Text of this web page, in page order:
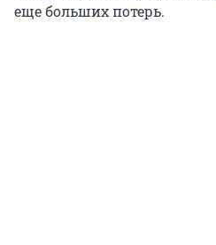
еще больших потерь.